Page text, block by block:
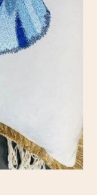
na
z aktywnością
gromadzi
które mogą być przez
użytkownika.
w
narzędzia Google.